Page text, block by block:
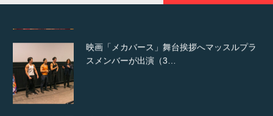
スメンバーが出演（3…